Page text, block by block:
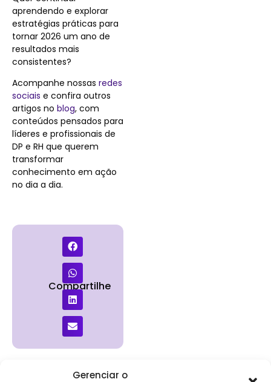
Gerenciar o
aprendendo e explorar
estratégias práticas para
tornar 2026 um ano de
resultados mais
consistentes?
Acompanhe nossas redes
sociais e confira outros
artigos no blog, com
conteúdos pensados para
líderes e profissionais de
DP e RH que querem
transformar
conhecimento em ação
no dia a dia.
Compartilhe